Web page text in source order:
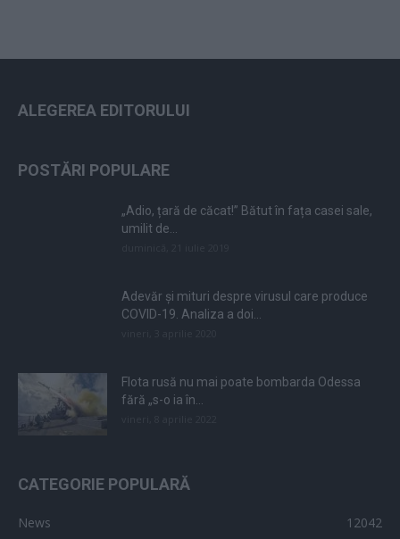
ALEGEREA EDITORULUI
POSTĂRI POPULARE
„Adio, țară de căcat!” Bătut în fața casei sale,
umilit de...
Adevăr și mituri despre virusul care produce
COVID-19. Analiza a doi...
Flota rusă nu mai poate bombarda Odessa
fără „s-o ia în...
CATEGORIE POPULARĂ
News
12042